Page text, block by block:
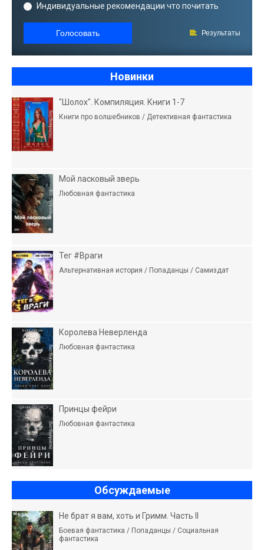
Индивидуальные рекомендации что почитать
Голосовать Результаты
Новинки
"Шолох". Компиляция. Книги 1-7
Книги про волшебников / Детективная фантастика
Мой ласковый зверь
Любовная фантастика
Тег #Враги
Альтернативная история / Попаданцы / Самиздат
Королева Неверленда
Любовная фантастика
Принцы фейри
Любовная фантастика
Обсуждаемые
Не брат я вам, хоть и Гримм. Часть II
Боевая фантастика / Попаданцы / Социальная
фантастика